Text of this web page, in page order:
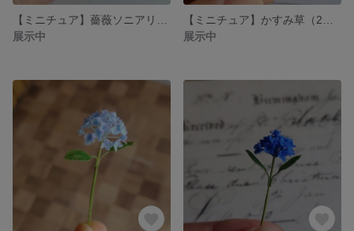
展示中
展示中